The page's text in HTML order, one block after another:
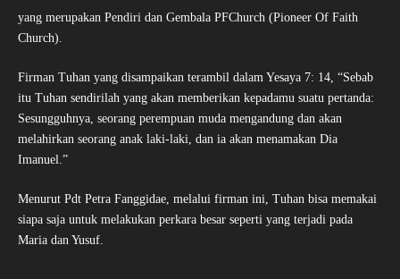
yang merupakan Pendiri dan Gembala PFChurch (Pioneer Of Faith
Church).
Firman Tuhan yang disampaikan terambil dalam Yesaya 7: 14, “Sebab
itu Tuhan sendirilah yang akan memberikan kepadamu suatu pertanda:
Sesungguhnya, seorang perempuan muda mengandung dan akan
melahirkan seorang anak laki-laki, dan ia akan menamakan Dia
Imanuel.”
Menurut Pdt Petra Fanggidae, melalui firman ini, Tuhan bisa memakai
siapa saja untuk melakukan perkara besar seperti yang terjadi pada
Maria dan Yusuf.